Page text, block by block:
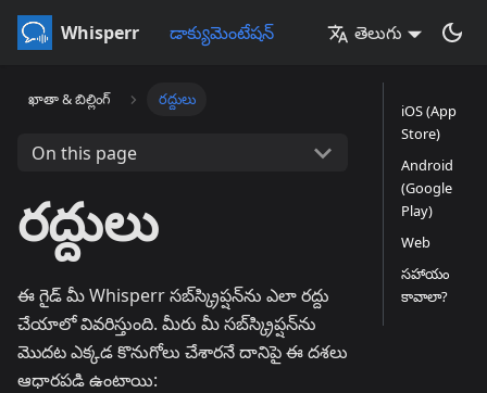
Whisperr డాక్యుమెంటేషన్ తెలుగు
ఖాతా & బిల్లింగ్ రద్దులు
On this page
రద్దులు
ఈ గైడ్ మీ Whisperr సబ్‌స్క్రిప్షన్‌ను ఎలా రద్దు
చేయాలో వివరిస్తుంది. మీరు మీ సబ్‌స్క్రిప్షన్‌ను
మొదట ఎక్కడ కొనుగోలు చేశారనే దానిపై ఈ దశలు
ఆధారపడి ఉంటాయి:
iOS (App
Store)
Android
(Google
Play)
Web
సహాయం
కావాలా?